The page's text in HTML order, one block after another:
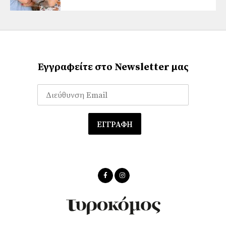
Εγγραφείτε στο Newsletter μας